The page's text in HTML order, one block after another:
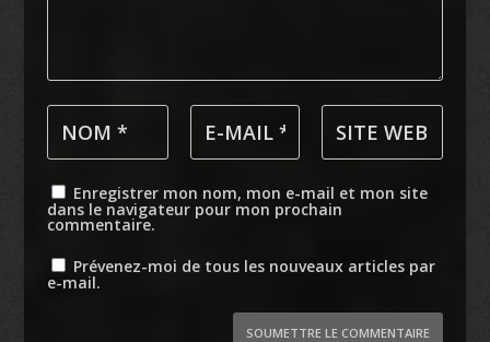
Enregistrer mon nom, mon e-mail et mon site
dans le navigateur pour mon prochain
commentaire.
Prévenez-moi de tous les nouveaux articles par
e-mail.
SOUMETTRE LE COMMENTAIRE